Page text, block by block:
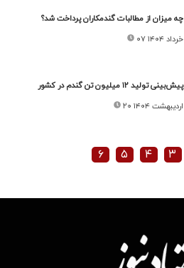
چه میزان از مطالبات گندمکاران پرداخت شد؟
۰۷ خرداد ۱۴۰۴
پیش‌بینی تولید ۱۲ میلیون تن گندم در کشور
۲۰ اردیبهشت ۱۴۰۴
۳ ۴ ۵ ۶